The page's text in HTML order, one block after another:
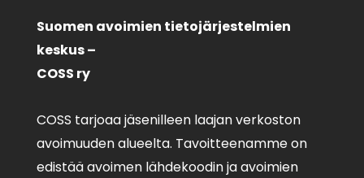
Suomen avoimien tietojärjestelmien
keskus –
COSS ry
COSS tarjoaa jäsenilleen laajan verkoston
avoimuuden alueelta. Tavoitteenamme on
edistää avoimen lähdekoodin ja avoimien